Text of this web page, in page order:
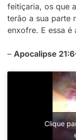
feitiçaria, os que
terão a sua parte
enxofre. E essa é
– Apocalipse
Clique